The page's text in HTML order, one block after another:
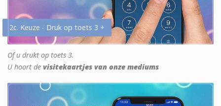
2c. Keuze - Druk op toets 3 +
Of u drukt op toets 3.
U hoort de visitekaartjes van onze mediums